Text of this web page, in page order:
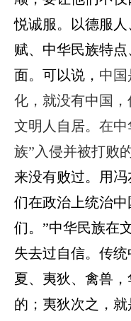
悦诚服。
以德服
赋、中华民族特
面。 可以说， 中国
化，就没有中国
文明人自居。在
族”入侵并被打败
来没有败过。用
们在政治上统治
们。”中华民族在
失去过自信。传
夏、夷狄、禽兽
的；夷狄次之，